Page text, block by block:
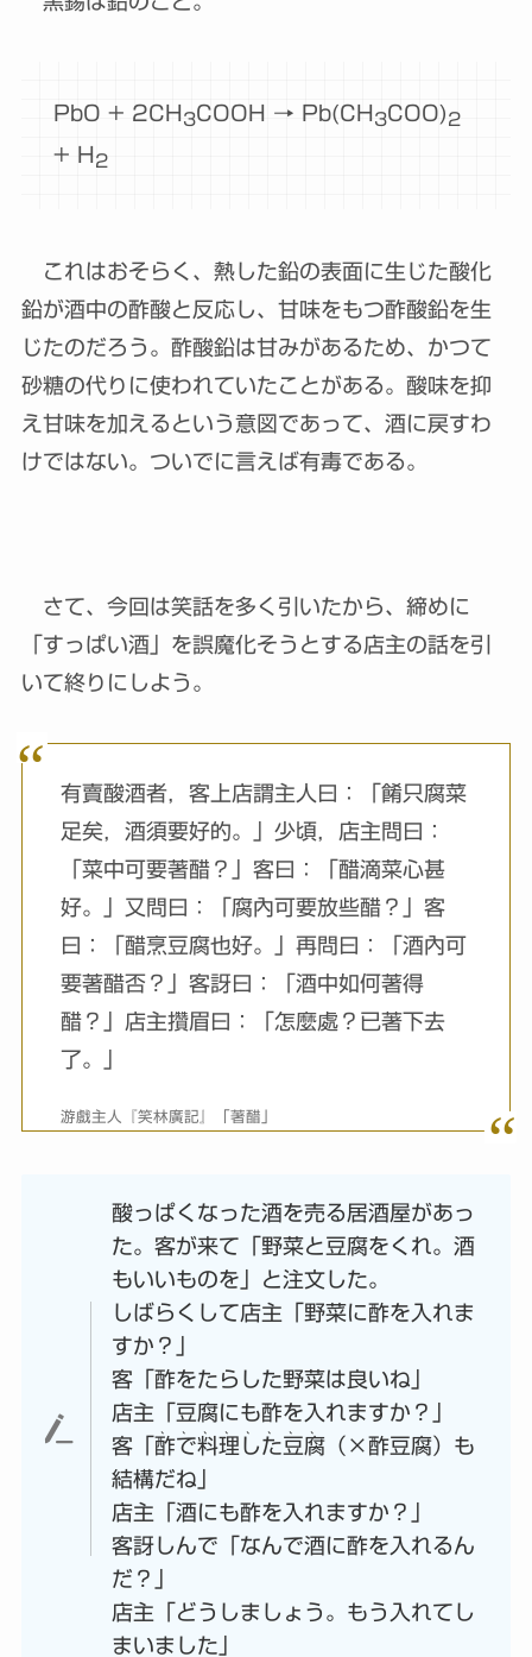
PbO + 2CH 3COOH → Pb(CH 3COO) 2
+ H 2
これはおそらく、熱した鉛の表面に生じた酸化
鉛が酒中の酢酸と反応し、甘味をもつ酢酸鉛を生
じたのだろう。酢酸鉛は甘みがあるため、かつて
砂糖の代りに使われていたことがある。酸味を抑
え甘味を加えるという意図であって、酒に戻すわ
けではない。ついでに言えば有毒である。
さて、今回は笑話を多く引いたから、締めに
「すっぱい酒」を誤魔化そうとする店主の話を引
いて終りにしよう。
有賣酸酒者，客上店謂主人曰：「餚只腐菜
足矣，酒須要好的。」少頃，店主問曰：
「菜中可要著醋？」客曰：「醋滴菜心甚
好。」又問曰：「腐內可要放些醋？」客
曰：「醋烹豆腐也好。」再問曰：「酒內可
要著醋否？」客訝曰：「酒中如何著得
醋？」店主攢眉曰：「怎麼處？已著下去
了。」
游戲主人『笑林廣記』「著醋」
酸っぱくなった酒を売る居酒屋があっ
た。客が来て「野菜と豆腐をくれ。酒
もいいものを」と注文した。
しばらくして店主「野菜に酢を入れま
すか？」
客「酢をたらした野菜は良いね」
店主「豆腐にも酢を入れますか？」
客「酢で料理した豆腐 （×酢豆腐）も
結構だね」
店主「酒にも酢を入れますか？」
客訝しんで「なんで酒に酢を入れるん
だ？」
店主「どうしましょう。もう入れてし
まいました」